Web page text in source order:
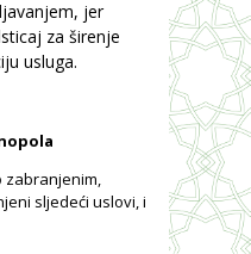
jer
za širenje
usluga.
zabranjenim,
sljedeći uslovi, i